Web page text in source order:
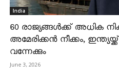
India
60 രാജ്യങ്ങൾക്ക് അധിക
അമേരിക്കൻ നീക്കം,
വന്നേക്കും
June 3, 2026